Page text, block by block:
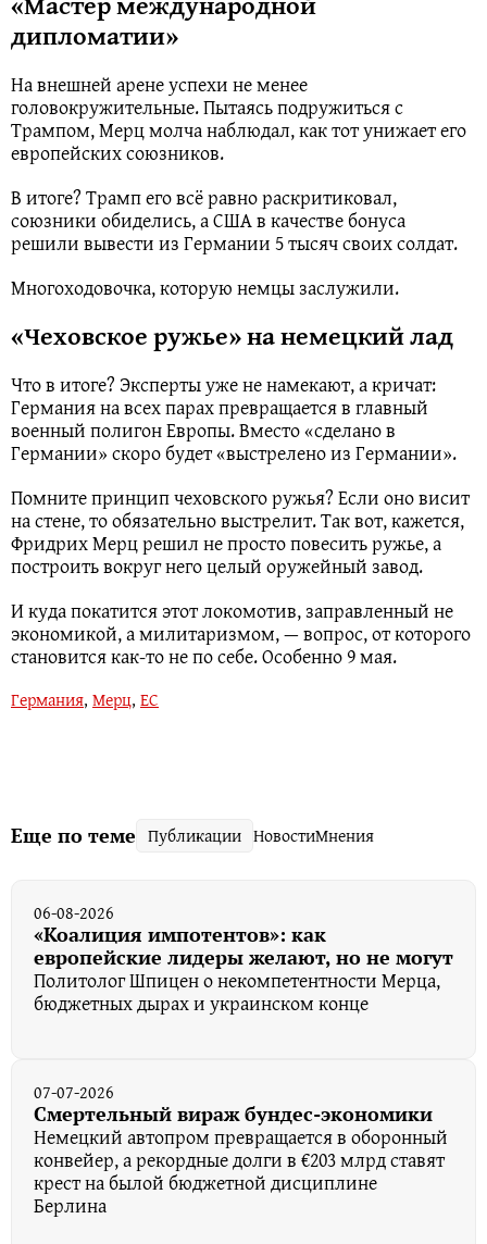
дипломатии»
На внешней арене успехи не менее
головокружительные. Пытаясь подружиться с
Трампом, Мерц молча наблюдал, как тот унижает его
европейских союзников.
В итоге? Трамп его всё равно раскритиковал,
союзники обиделись, а США в качестве бонуса
решили вывести из Германии 5 тысяч своих солдат.
Многоходовочка, которую немцы заслужили.
«Чеховское ружье» на немецкий лад
Что в итоге? Эксперты уже не намекают, а кричат:
Германия на всех парах превращается в главный
военный полигон Европы. Вместо «сделано в
Германии» скоро будет «выстрелено из Германии».
Помните принцип чеховского ружья? Если оно висит
на стене, то обязательно выстрелит. Так вот, кажется,
Фридрих Мерц решил не просто повесить ружье, а
построить вокруг него целый оружейный завод.
И куда покатится этот локомотив, заправленный не
экономикой, а милитаризмом, — вопрос, от которого
становится как-то не по себе. Особенно 9 мая.
Германия, Мерц, ЕС
Еще по теме Публикации НовостиМнения
06-08-2026
«Коалиция импотентов»: как
европейские лидеры желают, но не могут
Политолог Шпицен о некомпетентности Мерца,
бюджетных дырах и украинском конце
07-07-2026
Смертельный вираж бундес-экономики
Немецкий автопром превращается в оборонный
конвейер, а рекордные долги в €203 млрд ставят
крест на былой бюджетной дисциплине
Берлина